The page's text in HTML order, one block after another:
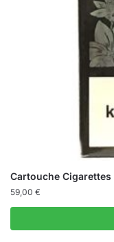
Cartouche
59,00 €